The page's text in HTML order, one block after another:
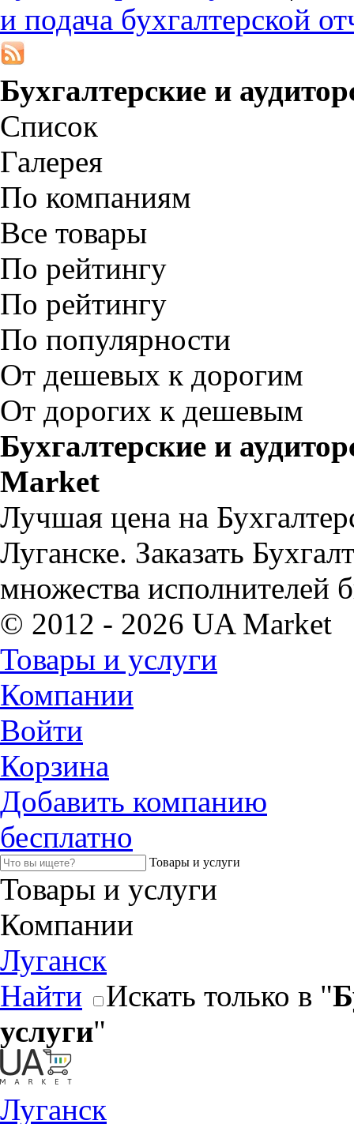
и подача бухгалтерской
Бухгалтерские и
Список
Галерея
По компаниям
Все товары
По рейтингу
По рейтингу
По популярности
От дешевых к дорогим
От дорогих к дешевым
Бухгалтерские и
Market
Лучшая цена на
Луганске. Заказать
множества исполнителей
© 2012 - 2026 UA Market
Товары и услуги
Компании
Войти
Корзина
Добавить компанию
бесплатно
Товары и услуги
Товары и услуги
Компании
Луганск
Найти
Искать только в "
услуги"
Луганск